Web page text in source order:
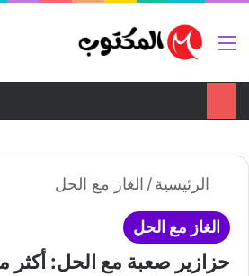
القائمة
الرئيسية/ الغاز مع الحل
الغاز مع الحل
ضع اعلانك هنا